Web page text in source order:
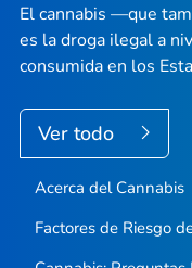
El cannabis —que
es la droga ilegal a
consumida en los
Ver todo
Acerca del Cannabis
Factores de Riesgo